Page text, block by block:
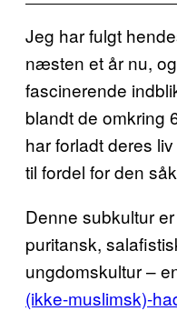
Jeg har fulgt
næsten et år nu,
fascinerende
blandt de omkring
har forladt deres
til fordel for den
Denne subkultur
puritansk,
ungdomskultur –
(ikke-muslimsk)-